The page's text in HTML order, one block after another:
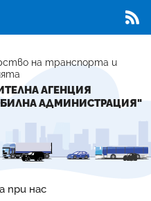
RSS
на транспорта и
АГЕНЦИЯ
АДМИНИСТРАЦИЯ"
при нас